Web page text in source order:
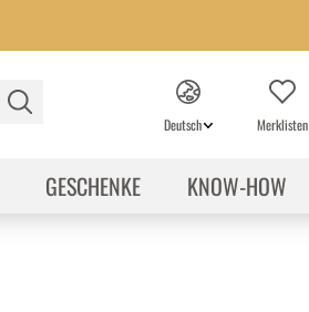
Deutsch Merklisten
GESCHENKE KNOW-HOW